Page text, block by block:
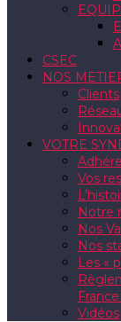
CSEC
NOS
Clients
VOTRE
Vos
Notre
Nos
Nos
Les «
Vidéos